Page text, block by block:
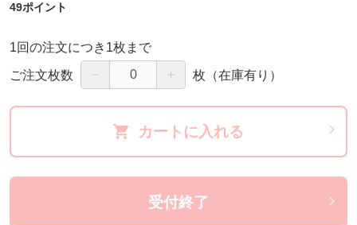
49ポイント
1回の注文につき1枚まで
ご注文枚数 － ＋ 枚 （在庫有り）
カートに入れる
受付終了